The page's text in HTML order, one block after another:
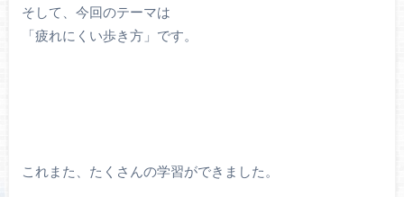
そして、今回のテーマは
「疲れにくい歩き方」です。
これまた、たくさんの学習ができました。